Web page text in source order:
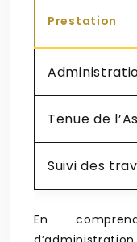
Prestation
Tenue de
Suivi des
En